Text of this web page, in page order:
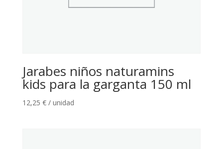
Jarabes niños naturamins
kids para la garganta 150 ml
12,25 € / unidad